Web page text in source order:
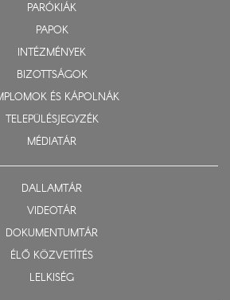
PARÓKIÁK
PAPOK
INTÉZMÉNYEK
BIZOTTSÁGOK
ÉS KÁPOLNÁK
TELEPÜLÉSJEGYZÉK
MÉDIATÁR
DALLAMTÁR
VIDEOTÁR
DOKUMENTUMTÁR
ÉLŐ KÖZVETÍTÉS
LELKISÉG